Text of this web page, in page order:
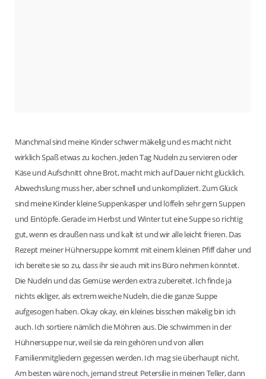
Manchmal sind meine Kinder schwer mäkelig und es macht nicht
wirklich Spaß etwas zu kochen. Jeden Tag Nudeln zu servieren oder
Käse und Aufschnitt ohne Brot, macht mich auf Dauer nicht glücklich.
Abwechslung muss her, aber schnell und unkompliziert. Zum Glück
sind meine Kinder kleine Suppenkasper und löffeln sehr gern Suppen
und Eintöpfe. Gerade im Herbst und Winter tut eine Suppe so richtig
gut, wenn es draußen nass und kalt ist und wir alle leicht frieren. Das
Rezept meiner Hühnersuppe kommt mit einem kleinen Pfiff daher und
ich bereite sie so zu, dass ihr sie auch mit ins Büro nehmen könntet.
Die Nudeln und das Gemüse werden extra zubereitet. Ich finde ja
nichts ekliger, als extrem weiche Nudeln, die die ganze Suppe
aufgesogen haben. Okay okay, ein kleines bisschen mäkelig bin ich
auch. Ich sortiere nämlich die Möhren aus. Die schwimmen in der
Hühnersuppe nur, weil sie da rein gehören und von allen
Familienmitgliedern gegessen werden. Ich mag sie überhaupt nicht.
Am besten wäre noch, jemand streut Petersilie in meinen Teller, dann